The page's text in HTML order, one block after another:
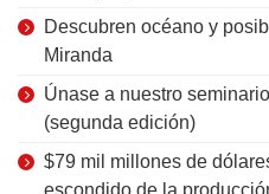
Descubren océano y
Miranda
Únase a nuestro
(segunda edición)
$79 mil millones de